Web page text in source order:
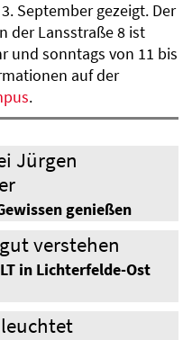
September gezeigt. Der
der Lansstraße 8 ist
und sonntags von 11 bis
auf der
.
Jürgen
genießen
verstehen
in Lichterfelde-Ost